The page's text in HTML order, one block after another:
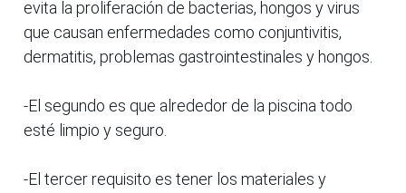
evita la proliferación de bacterias, hongos y virus
que causan enfermedades como conjuntivitis,
dermatitis, problemas gastrointestinales y hongos.
-El segundo es que alrededor de la piscina todo
esté limpio y seguro.
-El tercer requisito es tener los materiales y